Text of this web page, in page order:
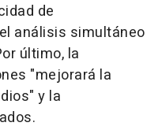
de
análisis simultáneo
último, la
"mejorará la
y la